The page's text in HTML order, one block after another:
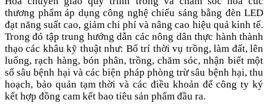
thương phẩm áp dụng công nghệ chiếu sáng bằng đèn LED
đạt năng suất cao, giảm chi phí và nâng cao hiệu quả kinh tế.
Trong đó tập trung hướng dẫn các nông dân thực hành thành
thạo các khâu kỹ thuật như: Bố trí thời vụ trồng, làm đất, lên
luống, rạch hàng, bón phân, trồng, chăm sóc, nhận biết một
số sâu bệnh hại và các biện pháp phòng trừ sâu bệnh hại, thu
hoạch, bảo quản tạm thời và các điều khoản để công ty ký
kết hợp đồng cam kết bao tiêu sản phẩm đầu ra.